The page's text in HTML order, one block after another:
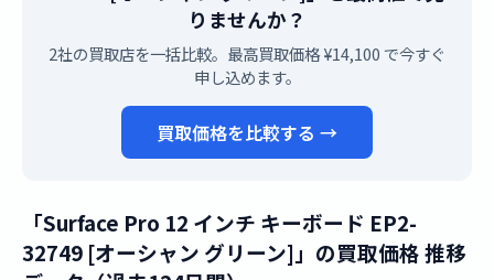
りませんか？
2社の買取店を一括比較。最高買取価格 ¥14,100 で今すぐ
申し込めます。
買取価格を比較する →
「Surface Pro 12 インチ キーボード EP2-
32749 [オーシャン グリーン]」の買取価格 推移